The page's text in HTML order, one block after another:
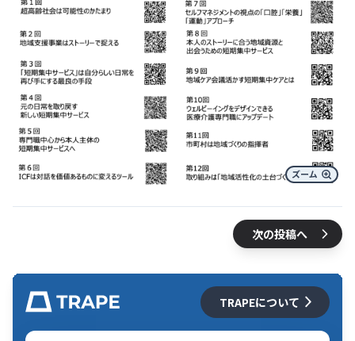
次の投稿へ
TRAPEについて